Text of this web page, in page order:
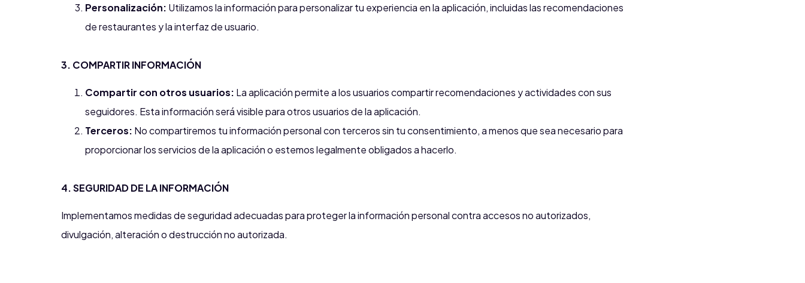
Personalización: Utilizamos la información para personalizar tu experiencia en la aplicación, incluidas las recomendaciones
de restaurantes y la interfaz de usuario.
3. COMPARTIR INFORMACIÓN
Compartir con otros usuarios: La aplicación permite a los usuarios compartir recomendaciones y actividades con sus
seguidores. Esta información será visible para otros usuarios de la aplicación.
Terceros: No compartiremos tu información personal con terceros sin tu consentimiento, a menos que sea necesario para
proporcionar los servicios de la aplicación o estemos legalmente obligados a hacerlo.
4. SEGURIDAD DE LA INFORMACIÓN
Implementamos medidas de seguridad adecuadas para proteger la información personal contra accesos no autorizados,
divulgación, alteración o destrucción no autorizada.